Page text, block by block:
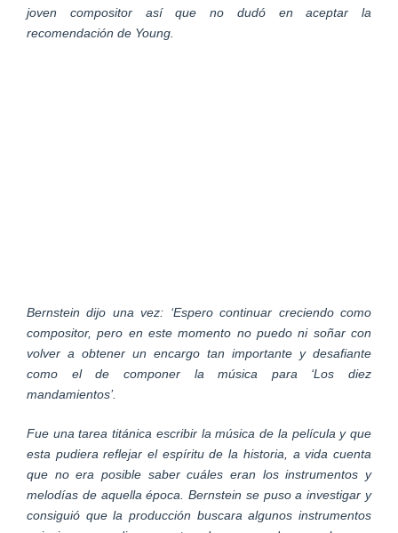
joven compositor así que no dudó en aceptar la
recomendación de Young.
Bernstein dijo una vez: ‘Espero continuar creciendo como
compositor, pero en este momento no puedo ni soñar con
volver a obtener un encargo tan importante y desafiante
como el de componer la música para ‘Los diez
mandamientos’.
Fue una tarea titánica escribir la música de la película y que
esta pudiera reflejar el espíritu de la historia, a vida cuenta
que no era posible saber cuáles eran los instrumentos y
melodías de aquella época. Bernstein se puso a investigar y
consiguió que la producción buscara algunos instrumentos